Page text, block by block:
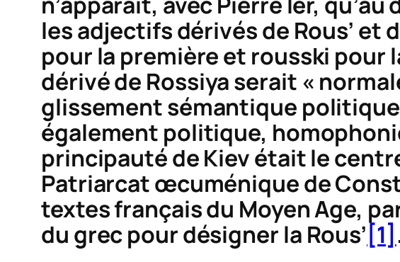
les adjectifs dérivés de Rous’ et
pour la première et rousski pour
dérivé de Rossiyaserait «
glissement sémantique
également politique,
principauté de Kiev était le
Patriarcat œcuménique de
textes français du Moyen Age,
du grec pour désigner la Rous’ [1]